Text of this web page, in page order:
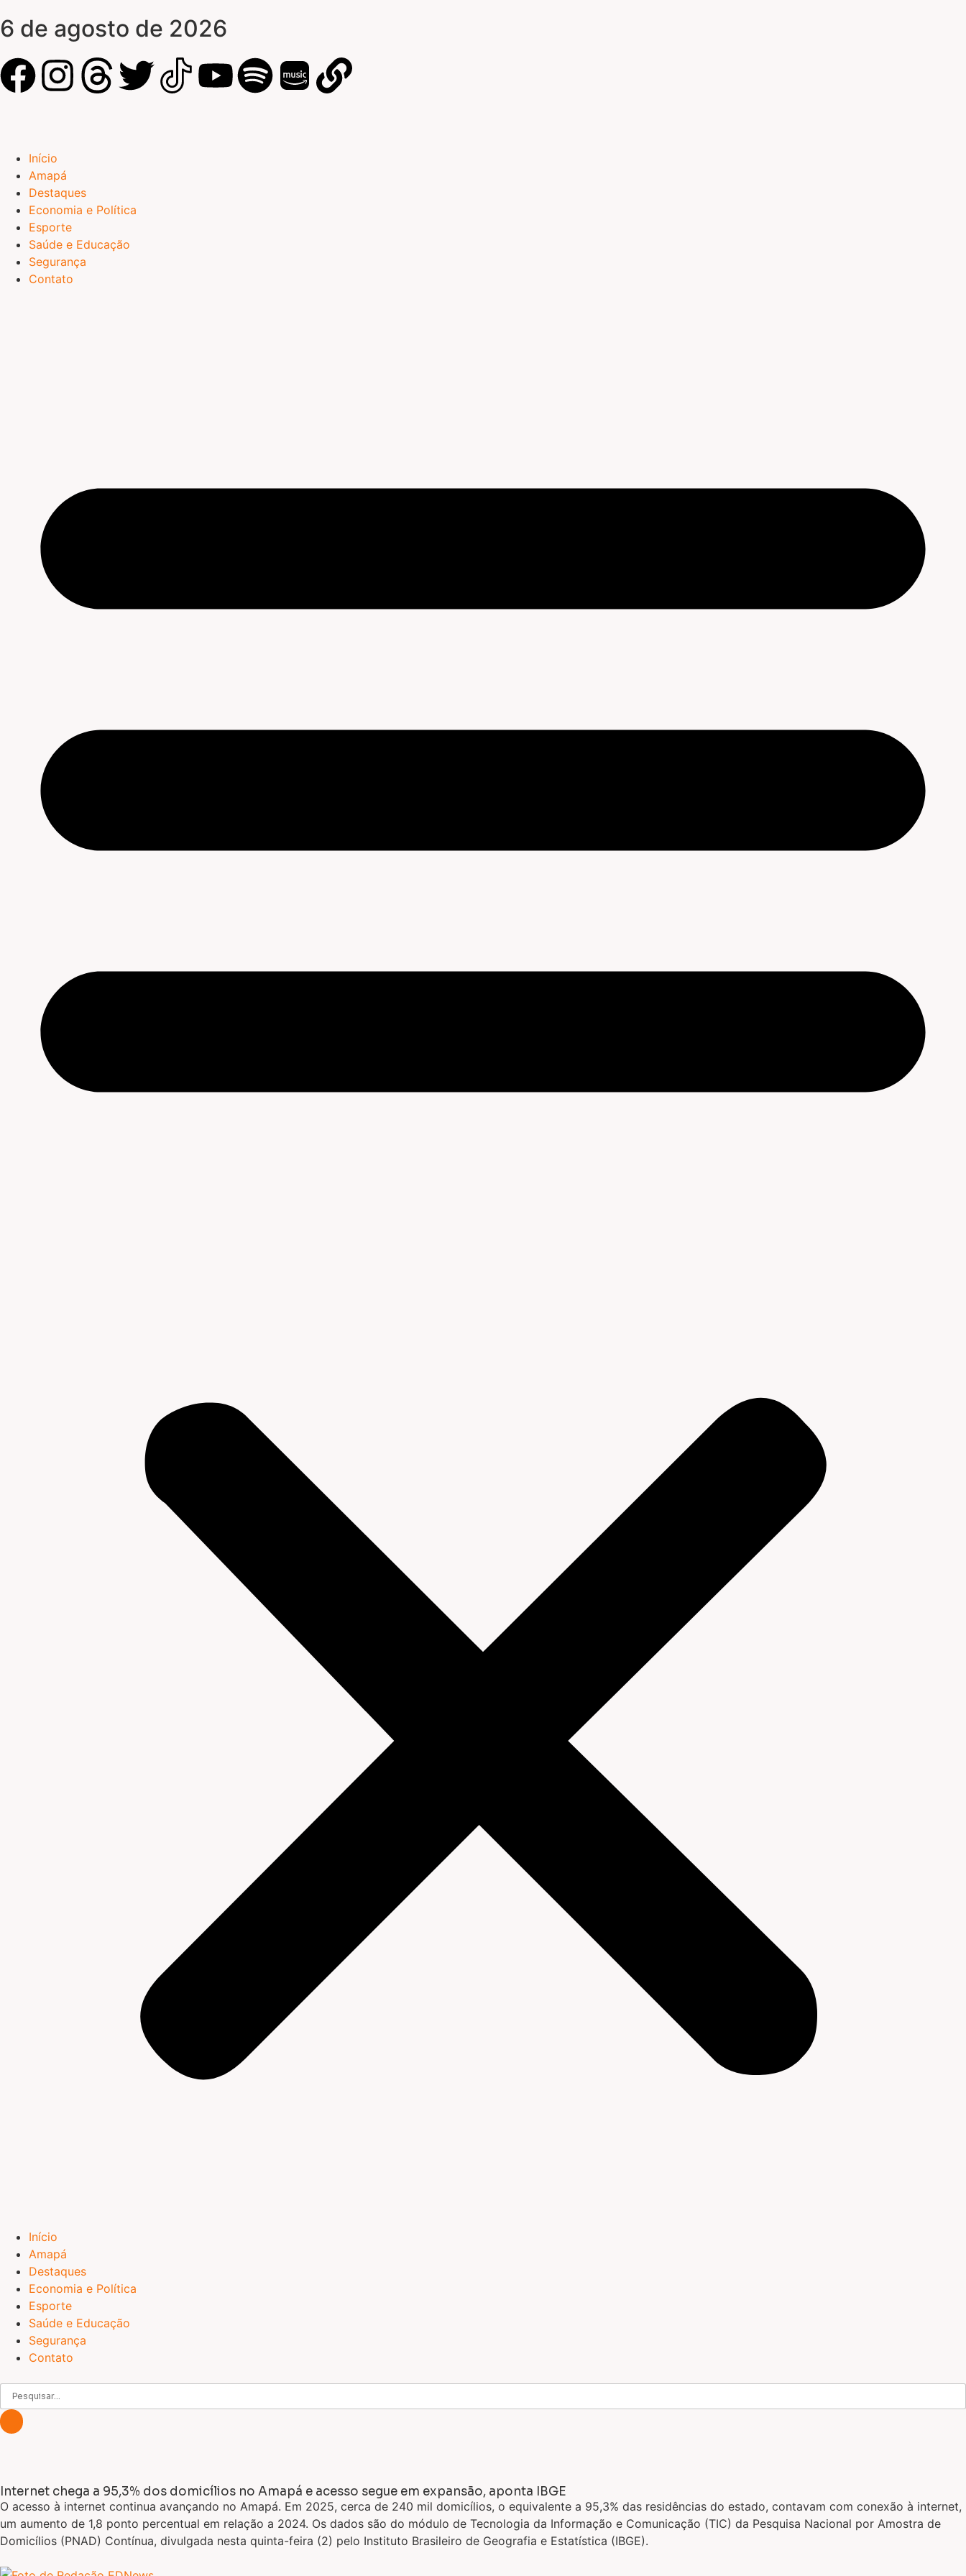
6 de agosto de 2026
Início
Amapá
Destaques
Economia e Política
Esporte
Saúde e Educação
Segurança
Contato
Início
Amapá
Destaques
Economia e Política
Esporte
Saúde e Educação
Segurança
Contato
Internet chega a 95,3% dos domicílios no Amapá e acesso segue em expansão, aponta IBGE
O acesso à internet continua avançando no Amapá. Em 2025, cerca de 240 mil domicílios, o equivalente a 95,3% das residências do estado, contavam com conexão à internet,
um aumento de 1,8 ponto percentual em relação a 2024. Os dados são do módulo de Tecnologia da Informação e Comunicação (TIC) da Pesquisa Nacional por Amostra de
Domicílios (PNAD) Contínua, divulgada nesta quinta-feira (2) pelo Instituto Brasileiro de Geografia e Estatística (IBGE).